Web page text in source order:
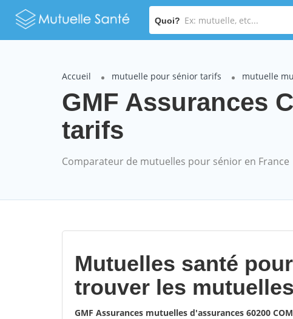
Quoi?
Accueil mutuelle pour sénior tarifs mutuelle
GMF Assurances
tarifs
Comparateur de mutuelles pour sénior en France
Mutuelles santé
trouver les
GMF Assurances mutuelles d'assurances 60200